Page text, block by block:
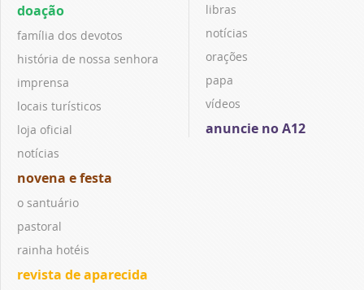
doação
família dos devotos
história de nossa senhora
imprensa
locais turísticos
loja oficial
notícias
novena e festa
o santuário
pastoral
rainha hotéis
revista de aparecida
libras
notícias
orações
papa
vídeos
anuncie no A12